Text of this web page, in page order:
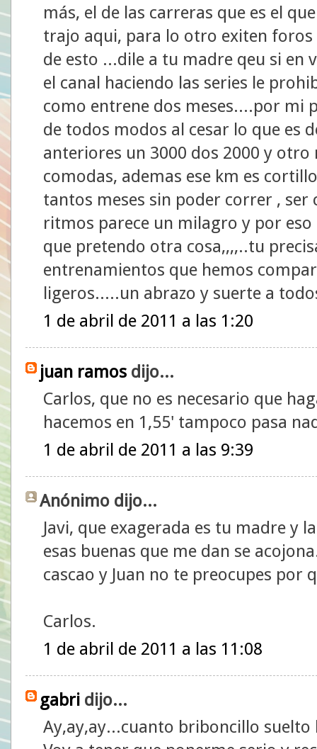
más, el de las carreras que es el
trajo aqui, para lo otro exiten
de esto ...dile a tu madre qeu si en
el canal haciendo las series le
como entrene dos meses....por mi
de todos modos al cesar lo que es
anteriores un 3000 dos 2000 y
comodas, ademas ese km es
tantos meses sin poder correr , ser
ritmos parece un milagro y por
que pretendo otra cosa,,,,..tu
entrenamientos que hemos
ligeros.....un abrazo y suerte a
1 de abril de 2011 a las 1:20
juan ramos dijo...
Carlos, que no es necesario que
hacemos en 1,55' tampoco pasa
1 de abril de 2011 a las 9:39
Anónimo dijo...
Javi, que exagerada es tu madre y
esas buenas que me dan se
cascao y Juan no te preocupes por
Carlos.
1 de abril de 2011 a las 11:08
gabri dijo...
Ay,ay,ay...cuanto briboncillo suelto